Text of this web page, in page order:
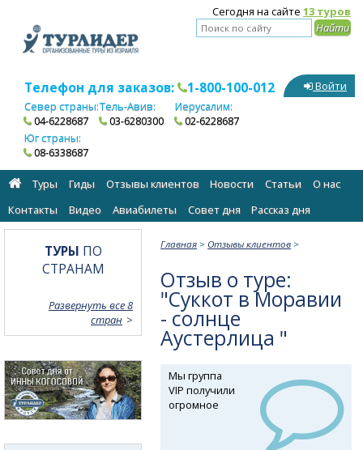
Сегодня на сайте 13 туров
Телефон для заказов: 1-800-100-012
Север страны:
04-6228687
Тель-Авив:
03-6280300
Иерусалим:
02-6228687
Юг страны:
08-6338687
Войти
Туры Гиды Отзывы клиентов Новости Статьи
О нас
Контакты
Видео Авиабилеты Cовет дня Рассказ дня
Главная > Отзывы клиентов >
Отзыв о туре:
"Суккот в Моравии
- солнце
Аустерлица "
Мы группа
VIP получили
огромное
ТУРЫ ПО
СТРАНАМ
Развернуть все 8
стран